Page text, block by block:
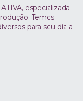
especializada
Temos
para seu dia a